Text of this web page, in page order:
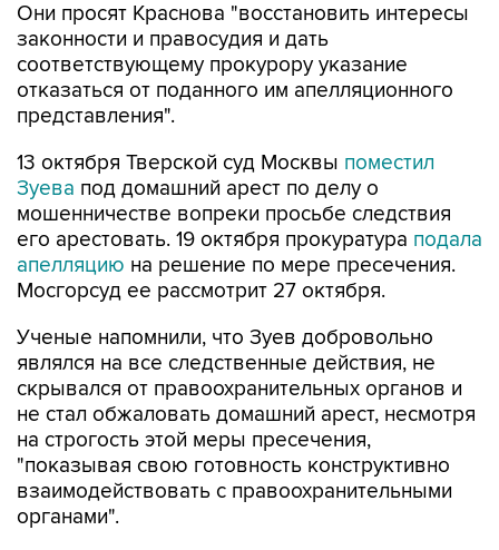
Они просят Краснова "восстановить интересы
законности и правосудия и дать
соответствующему прокурору указание
отказаться от поданного им апелляционного
представления".
13 октября Тверской суд Москвы поместил
Зуева под домашний арест по делу о
мошенничестве вопреки просьбе следствия
его арестовать. 19 октября прокуратура подала
апелляцию на решение по мере пресечения.
Мосгорсуд ее рассмотрит 27 октября.
Ученые напомнили, что Зуев добровольно
являлся на все следственные действия, не
скрывался от правоохранительных органов и
не стал обжаловать домашний арест, несмотря
на строгость этой меры пресечения,
"показывая свою готовность конструктивно
взаимодействовать с правоохранительными
органами".